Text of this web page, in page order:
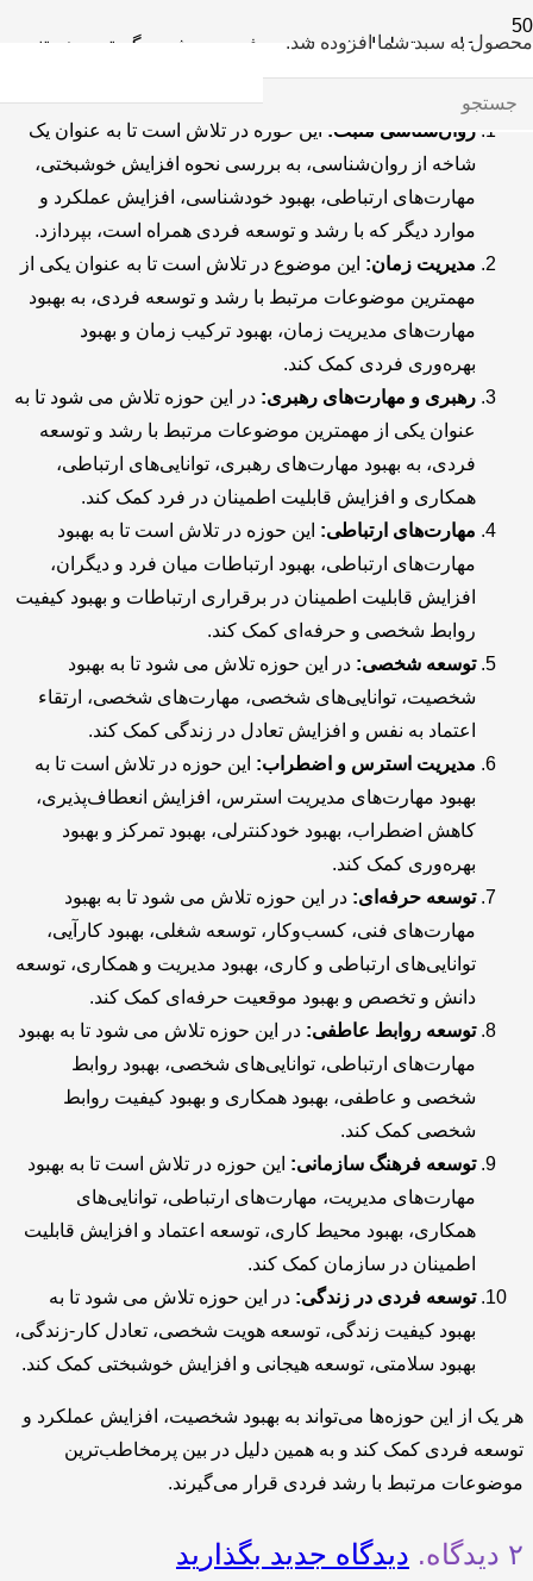
محصولبه سبد شما افزوده شد.
موضوعات مرتبط با رشد و توسعه فردی به شدت گسترده هستند،
اما برخی از موضوعات پرطرفدار شامل موارد زیر می باشد:
روان‌شناسی مثبت: این حوزه در تلاش است تا به عنوان یک
شاخه از روان‌شناسی، به بررسی نحوه افزایش خوشبختی،
مهارت‌های ارتباطی، بهبود خودشناسی، افزایش عملکرد و
موارد دیگر که با رشد و توسعه فردی همراه است، بپردازد.
مدیریت زمان: این موضوع در تلاش است تا به عنوان یکی از
مهمترین موضوعات مرتبط با رشد و توسعه فردی، به بهبود
مهارت‌های مدیریت زمان، بهبود ترکیب زمان و بهبود
بهره‌وری فردی کمک کند.
رهبری و مهارت‌های رهبری: در این حوزه تلاش می شود تا به
عنوان یکی از مهمترین موضوعات مرتبط با رشد و توسعه
فردی، به بهبود مهارت‌های رهبری، توانایی‌های ارتباطی،
همکاری و افزایش قابلیت اطمینان در فرد کمک کند.
مهارت‌های ارتباطی: این حوزه در تلاش است تا به بهبود
مهارت‌های ارتباطی، بهبود ارتباطات میان فرد و دیگران،
افزایش قابلیت اطمینان در برقراری ارتباطات و بهبود کیفیت
روابط شخصی و حرفه‌ای کمک کند.
توسعه شخصی: در این حوزه تلاش می شود تا به بهبود
شخصیت، توانایی‌های شخصی، مهارت‌های شخصی، ارتقاء
اعتماد به نفس و افزایش تعادل در زندگی کمک کند.
مدیریت استرس و اضطراب: این حوزه در تلاش است تا به
بهبود مهارت‌های مدیریت استرس، افزایش انعطاف‌پذیری،
کاهش اضطراب، بهبود خودکنترلی، بهبود تمرکز و بهبود
بهره‌وری کمک کند.
توسعه حرفه‌ای: در این حوزه تلاش می شود تا به بهبود
مهارت‌های فنی، کسب‌وکار، توسعه شغلی، بهبود کارآیی،
توانایی‌های ارتباطی و کاری، بهبود مدیریت و همکاری، توسعه
دانش و تخصص و بهبود موقعیت حرفه‌ای کمک کند.
توسعه روابط عاطفی: در این حوزه تلاش می شود تا به بهبود
مهارت‌های ارتباطی، توانایی‌های شخصی، بهبود روابط
شخصی و عاطفی، بهبود همکاری و بهبود کیفیت روابط
شخصی کمک کند.
توسعه فرهنگ سازمانی: این حوزه در تلاش است تا به بهبود
مهارت‌های مدیریت، مهارت‌های ارتباطی، توانایی‌های
همکاری، بهبود محیط کاری، توسعه اعتماد و افزایش قابلیت
اطمینان در سازمان کمک کند.
توسعه فردی در زندگی: در این حوزه تلاش می شود تا به
بهبود کیفیت زندگی، توسعه هویت شخصی، تعادل کار-زندگی،
بهبود سلامتی، توسعه هیجانی و افزایش خوشبختی کمک کند.
هر یک از این حوزه‌ها می‌تواند به بهبود شخصیت، افزایش عملکرد و
توسعه فردی کمک کند و به همین دلیل در بین پرمخاطب‌ترین
موضوعات مرتبط با رشد فردی قرار می‌گیرند.
۲ دیدگاه. دیدگاه جدید بگذارید